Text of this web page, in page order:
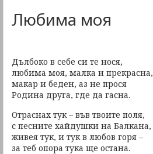
Любима моя
Дълбоко в себе си те нося,
любима моя, малка и прекрасна,
макар и беден, аз не прося
Родина друга, где да гасна.
Отраснах тук – във твоите поля,
с песните хайдушки на Балкана,
живея тук, и тук в любов горя –
за теб опора тука ще остана.